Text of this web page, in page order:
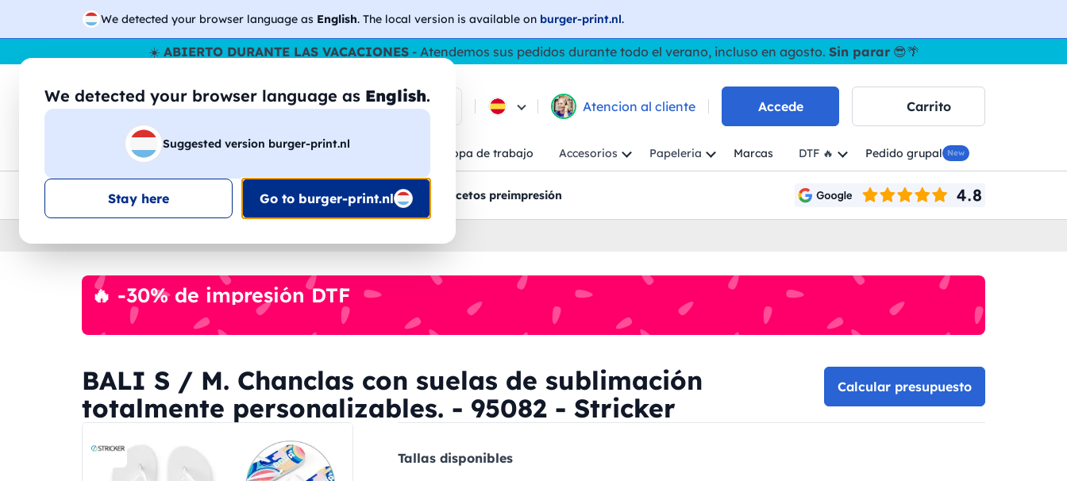
We detected your browser language as English. The local version is available on burger-print.nl.
We detected your browser language as English.
Suggested version burger-print.nl
Stay here Go to burger-print.nl
☀️ ABIERTO DURANTE LAS VACACIONES- Atendemos sus pedidos durante todo el verano, incluso en agosto. Sin parar😎🌴
🔎 Buscar entre los productos Atencion al cliente Accede Carrito
Camisetas Sudaderas Hombre Ropa de trabajo Accesorios Papeleria Marcas DTF 🔥 Pedido grupal New
Envio en toda la UE Descuento por volumenAtencion al cliente Bocetos preimpresión
🔥 -30% de impresión DTF
BALI S / M. Chanclas con suelas de sublimación
totalmente personalizables. - 95082 - Stricker
Calcular presupuesto
Tallas disponibles